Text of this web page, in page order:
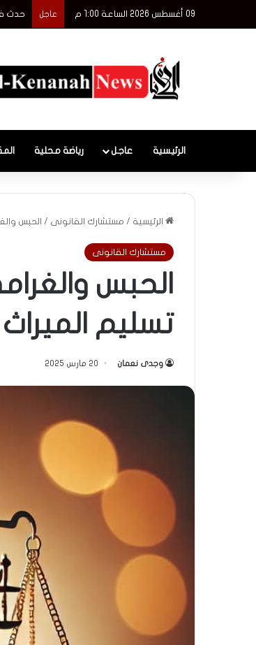
09 أغسطس 2026 الساعة 1:00 م عاجل حدث في
الرئيسية عاجل رياضة محلية
الرئيسية / مستشارك القانونى / الحبس
مستشارك القانونى
الحبس
تسليم
وجدى نعمان 20 مارس 2025